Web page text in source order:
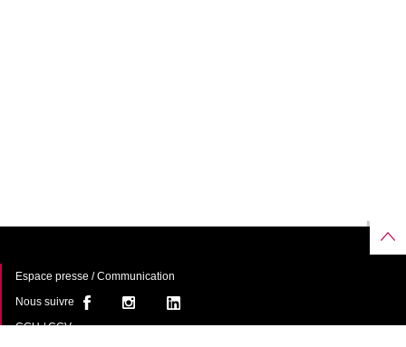
Espace presse / Communication
Nous suivre
CGU / CGV